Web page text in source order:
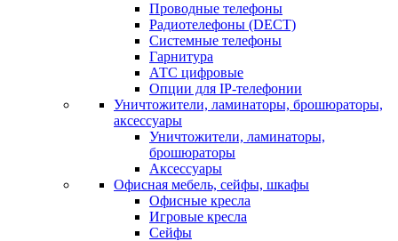
Проводные телефоны
Радиотелефоны (DECT)
Системные телефоны
Гарнитура
АТС цифровые
Опции для IP-телефонии
Уничтожители, ламинаторы, брошюраторы,
аксессуары
Уничтожители, ламинаторы,
брошюраторы
Аксессуары
Офисная мебель, сейфы, шкафы
Офисные кресла
Игровые кресла
Сейфы